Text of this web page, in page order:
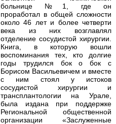
больнице №1, где он
проработал в общей сложности
около 46 лет и более четверти
века из них возглавлял
отделение сосудистой хирургии.
Книга, в которую вошли
воспоминания тех, кто долгие
годы трудился бок о бок с
Борисом Васильевичем и вместе
с ним стоял у истоков
сосудистой хирургии и
трансплантологии на Урале,
была издана при поддержке
Региональной общественной
организации «Заслуженные